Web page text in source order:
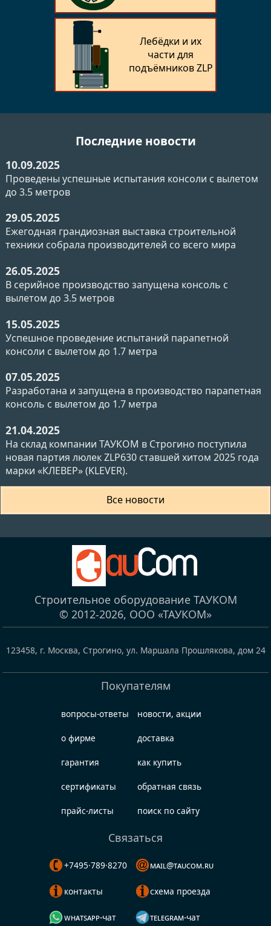
Лебёдки и их
части для
подъёмников ZLP
Последние новости
10.09.2025
Проведены успешные испытания консоли с вылетом
до 3.5 метров
29.05.2025
Ежегодная грандиозная выставка строительной
техники собрала производителей со всего мира
26.05.2025
В серийное производство запущена консоль с
вылетом до 3.5 метров
15.05.2025
Успешное проведение испытаний парапетной
консоли с вылетом до 1.7 метра
07.05.2025
Разработана и запущена в производство парапетная
консоль с вылетом до 1.7 метра
21.04.2025
На склад компании ТАУКОМ в Строгино поступила
новая партия люлек ZLP630 ставшей хитом 2025 года
марки «КЛЕВЕР» (KLEVER).
Все новости
Строительное оборудование ТАУКОМ
© 2012-2026, ООО «ТАУКОМ»
123458, г. Москва, Строгино, ул. Маршала Прошлякова, дом 24
Покупателям
вопросы-ответы
о фирме
гарантия
сертификаты
прайс-листы
новости, акции
доставка
как купить
обратная связь
поиск по сайту
Связаться
+7495·789·8270
контакты
whatsapp-чат
mail@taucom.ru
схема проезда
telegram-чат